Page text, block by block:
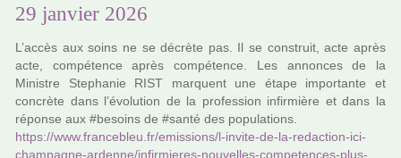
29 janvier 2026
L’accès aux soins ne se décrète pas. Il se cons­truit, acte après
acte, com­pé­tence après com­pé­tence. Les annon­ces de la
Ministre Stephanie RIST mar­quent une étape impor­tante et
concrète dans l’évolution de la pro­fes­sion infir­mière et dans la
réponse aux #be­soins de #santé des popu­la­tions.
https://www.fran­ce­bleu.fr/emis­sions/l-invite-de-la-redac­tion-ici-
cham­pa­gne-ardenne/infir­mie­res-nou­vel­les-com­pe­ten­ces-plus-